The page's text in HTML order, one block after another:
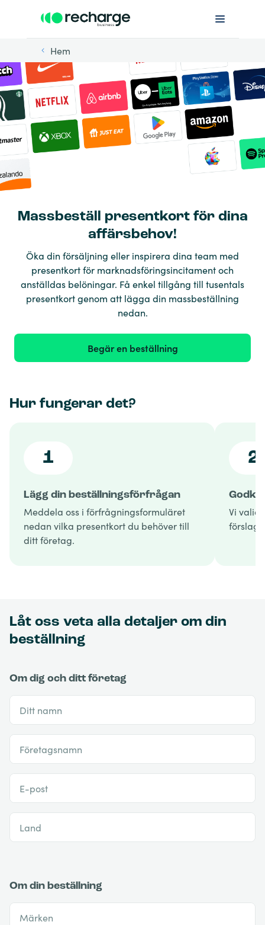
Hem
Massbeställ presentkort för dina
affärsbehov!
Öka din försäljning eller inspirera dina team med
presentkort för marknadsföringsincitament och
anställdas belöningar. Få enkel tillgång till tusentals
presentkort genom att lägga din massbeställning
nedan.
Begär en beställning
Hur fungerar det?
1
Lägg din beställningsförfrågan
Meddela oss i förfrågningsformuläret
nedan vilka presentkort du behöver till
ditt företag.
2
Vi
förslag
Låt oss veta alla detaljer om din
beställning
Om dig och ditt företag
Ditt namn
Företagsnamn
E-post
Land
Om din beställning
Märken